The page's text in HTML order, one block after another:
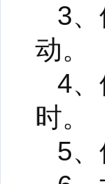
3
动。
4
时。
5